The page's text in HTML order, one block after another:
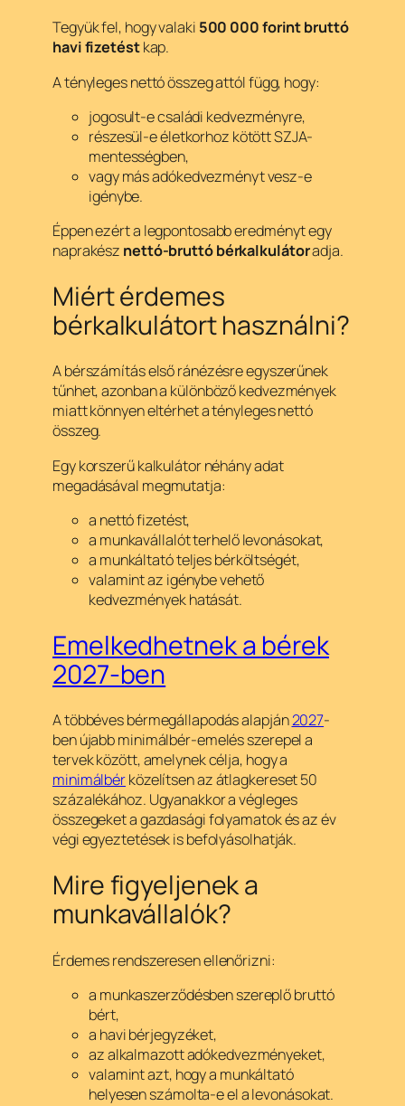
Tegyük fel, hogy valaki 500 000 forint bruttó
havi fizetéstkap.
A tényleges nettó összeg attól függ, hogy:
jogosult-e családi kedvezményre,
részesül-e életkorhoz kötött SZJA-
mentességben,
vagy más adókedvezményt vesz-e
igénybe.
Éppen ezért a legpontosabb eredményt egy
naprakész nettó-bruttó bérkalkulátoradja.
Miért érdemes
bérkalkulátort használni?
A bérszámítás első ránézésre egyszerűnek
tűnhet, azonban a különböző kedvezmények
miatt könnyen eltérhet a tényleges nettó
összeg.
Egy korszerű kalkulátor néhány adat
megadásával megmutatja:
a nettó fizetést,
a munkavállalót terhelő levonásokat,
a munkáltató teljes bérköltségét,
valamint az igénybe vehető
kedvezmények hatását.
Emelkedhetnek a bérek
2027-ben
A többéves bérmegállapodás alapján2027-
ben újabb minimálbér-emelés szerepel a
tervek között, amelynek célja, hogy a
minimálbérközelítsen az átlagkereset 50
százalékához. Ugyanakkor a végleges
összegeket a gazdasági folyamatok és az év
végi egyeztetések is befolyásolhatják.
Mire figyeljenek a
munkavállalók?
Érdemes rendszeresen ellenőrizni:
a munkaszerződésben szereplő bruttó
bért,
a havi bérjegyzéket,
az alkalmazott adókedvezményeket,
valamint azt, hogy a munkáltató
helyesen számolta-e el a levonásokat.